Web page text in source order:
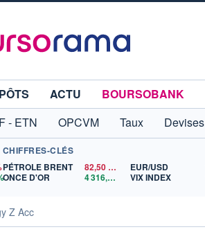
ACTU
BOURSOBANK
- ETN OPCVM Taux Devises
CHIFFRES-CLÉS
PÉTROLE BRENT
82,50
ONCE D'OR
4 316,41 $US
EUR/USD
VIX INDEX
Z Acc